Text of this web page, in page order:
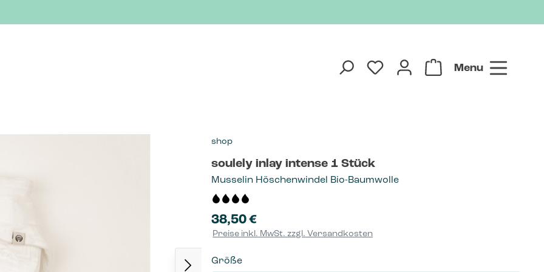
Menu
shop
soulely inlay intense 1 Stück
Musselin Höschenwindel Bio-Baumwolle
Regulärer Preis:
38,50 €
Preise inkl. MwSt. zzgl. Versandkosten
Größeauswählen